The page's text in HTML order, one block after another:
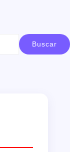
Buscar